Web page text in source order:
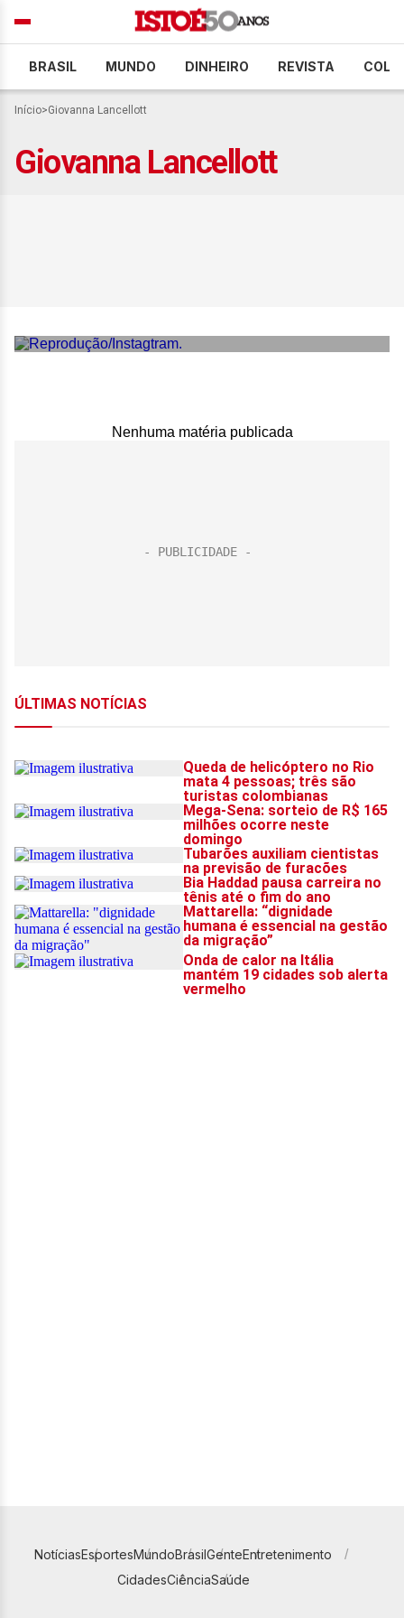
BRASIL MUNDO DINHEIRO REVISTA
Início>Giovanna Lancellott
Giovanna Lancellott
Nenhuma matéria publicada
NotíciasEsportesMundoBrasilGenteEntretenimento
CidadesCiênciaSaúde